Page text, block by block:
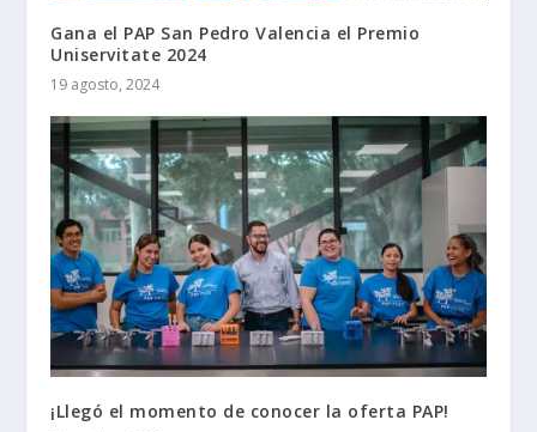
Gana el PAP San Pedro Valencia el Premio
Uniservitate 2024
19 agosto, 2024
¡Llegó el momento de conocer la oferta PAP!